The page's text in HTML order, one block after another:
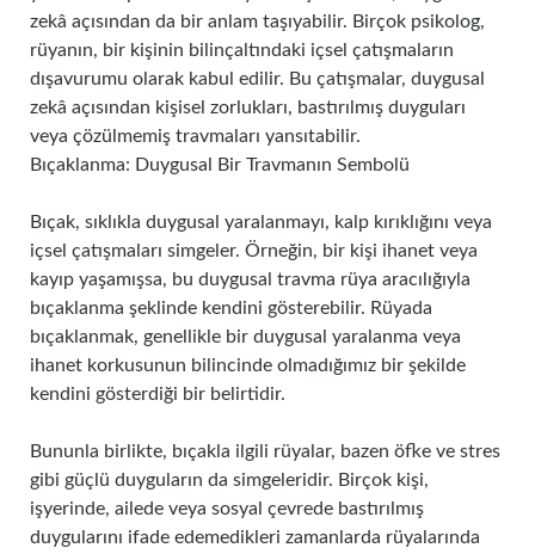
zekâ açısından da bir anlam taşıyabilir. Birçok psikolog,
rüyanın, bir kişinin bilinçaltındaki içsel çatışmaların
dışavurumu olarak kabul edilir. Bu çatışmalar, duygusal
zekâ açısından kişisel zorlukları, bastırılmış duyguları
veya çözülmemiş travmaları yansıtabilir.
Bıçaklanma: Duygusal Bir Travmanın Sembolü
Bıçak, sıklıkla duygusal yaralanmayı, kalp kırıklığını veya
içsel çatışmaları simgeler. Örneğin, bir kişi ihanet veya
kayıp yaşamışsa, bu duygusal travma rüya aracılığıyla
bıçaklanma şeklinde kendini gösterebilir. Rüyada
bıçaklanmak, genellikle bir duygusal yaralanma veya
ihanet korkusunun bilincinde olmadığımız bir şekilde
kendini gösterdiği bir belirtidir.
Bununla birlikte, bıçakla ilgili rüyalar, bazen öfke ve stres
gibi güçlü duyguların da simgeleridir. Birçok kişi,
işyerinde, ailede veya sosyal çevrede bastırılmış
duygularını ifade edemedikleri zamanlarda rüyalarında